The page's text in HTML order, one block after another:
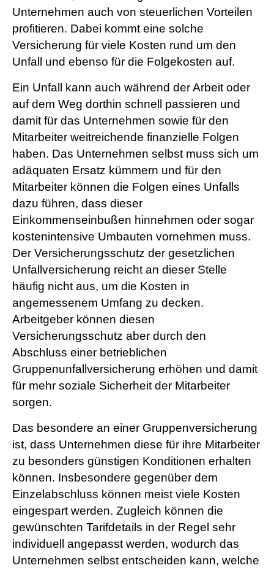
Unternehmen auch von steuerlichen Vorteilen
profitieren. Dabei kommt eine solche
Versicherung für viele Kosten rund um den
Unfall und ebenso für die Folgekosten auf.
Ein Unfall kann auch während der Arbeit oder
auf dem Weg dorthin schnell passieren und
damit für das Unternehmen sowie für den
Mitarbeiter weitreichende finanzielle Folgen
haben. Das Unternehmen selbst muss sich um
adäquaten Ersatz kümmern und für den
Mitarbeiter können die Folgen eines Unfalls
dazu führen, dass dieser
Einkommenseinbußen hinnehmen oder sogar
kostenintensive Umbauten vornehmen muss.
Der Versicherungsschutz der gesetzlichen
Unfall­ver­si­che­rung reicht an dieser Stelle
häufig nicht aus, um die Kosten in
angemessenem Umfang zu decken.
Arbeitgeber können diesen
Versicherungsschutz aber durch den
Abschluss einer betrieblichen
Gruppenunfallversicherung erhöhen und damit
für mehr soziale Sicherheit der Mitarbeiter
sorgen.
Das besondere an einer Gruppenversicherung
ist, dass Unternehmen diese für ihre Mitarbeiter
zu besonders günstigen Konditionen erhalten
können. Insbesondere gegenüber dem
Einzelabschluss können meist viele Kosten
eingespart werden. Zugleich können die
gewünschten Tarifdetails in der Regel sehr
individuell angepasst werden, wodurch das
Unternehmen selbst entscheiden kann, welche